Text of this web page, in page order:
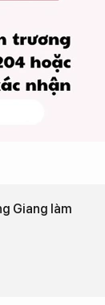
Giang làm